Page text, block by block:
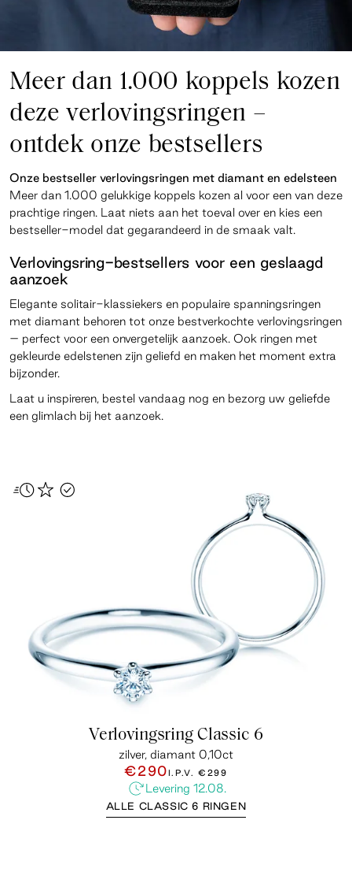
Meer dan 1.000 koppels kozen
deze verlovingsringen –
ontdek onze bestsellers
Onze bestseller verlovingsringen met diamant en edelsteen
Meer dan 1.000 gelukkige koppels kozen al voor een van deze
prachtige ringen. Laat niets aan het toeval over en kies een
bestseller-model dat gegarandeerd in de smaak valt.
Verlovingsring-bestsellers voor een geslaagd
aanzoek
Elegante solitair-klassiekers en populaire spanningsringen
met diamant behoren tot onze bestverkochte verlovingsringen
– perfect voor een onvergetelijk aanzoek. Ook ringen met
gekleurde edelstenen zijn geliefd en maken het moment extra
bijzonder.
Laat u inspireren, bestel vandaag nog en bezorg uw geliefde
een glimlach bij het aanzoek.
Verlovingsring Classic 6
zilver, diamant 0,10ct
€290 I.P.V.€299
Levering 12.08.
ALLE CLASSIC 6 RINGEN